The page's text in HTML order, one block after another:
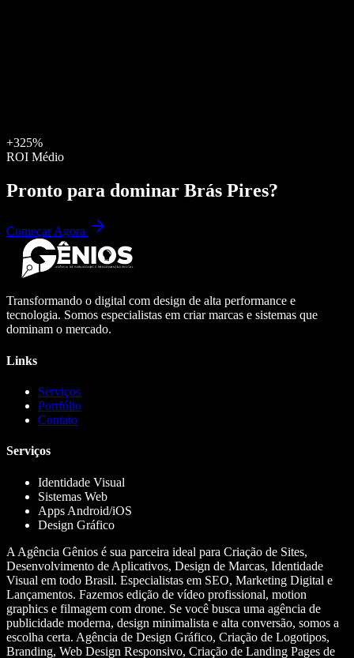
+325%
ROI Médio
Pronto para dominar Brás Pires?
Começar Agora
Transformando o digital com design de alta performance e
tecnologia. Somos especialistas em criar marcas e sistemas que
dominam o mercado.
Links
Serviços
Portfólio
Contato
Serviços
Identidade Visual
Sistemas Web
Apps Android/iOS
Design Gráfico
A Agência Gênios é sua parceira ideal para Criação de Sites,
Desenvolvimento de Aplicativos, Design de Marcas, Identidade
Visual em todo Brasil. Especialistas em SEO, Marketing Digital e
Lançamentos. Fazemos edição de vídeo profissional, motion
graphics e filmagem com drone. Se você busca uma agência de
publicidade moderna, design minimalista e alta conversão, somos a
escolha certa. Agência de Design Gráfico, Criação de Logotipos,
Branding, Web Design Responsivo, Criação de Landing Pages de